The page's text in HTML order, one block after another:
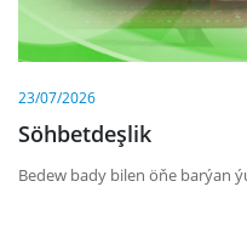
23/07/2026
Söhbetdeşlik
Bedew bady bilen öňe barýan